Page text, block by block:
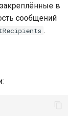
в
сообщений
.